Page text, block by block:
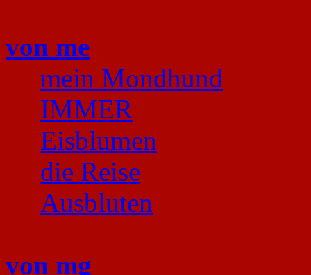
von me
mein Mondhund
IMMER
Eisblumen
die Reise
Ausbluten
von mg